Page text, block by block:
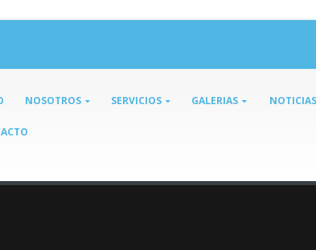
NOSOTROS SERVICIOS GALERIAS NOTICIAS